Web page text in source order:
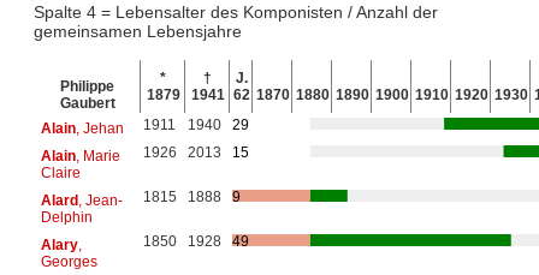
Spalte 4 = Lebensalter des Komponisten / Anzahl der
gemeinsamen Lebensjahre
Philippe
Gaubert
*
1879
†
1941
J.
62 1870 1880 1890 1900 1910 1920 1930
Alain, Jehan 1911 1940
29
Alain, Marie
Claire
1926 2013 15
Alard, Jean-
Delphin
1815 1888 9
Alary,
Georges
1850 1928 49